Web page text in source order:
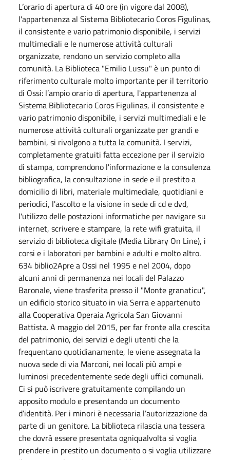
L’orario di apertura di 40 ore (in vigore dal 2008),
l'appartenenza al Sistema Bibliotecario Coros Figulinas,
il consistente e vario patrimonio disponibile, i servizi
multimediali e le numerose attività culturali
organizzate, rendono un servizio completo alla
comunità. La Biblioteca "Emilio Lussu" è un punto di
riferimento culturale molto importante per il territorio
di Ossi: l’ampio orario di apertura, l'appartenenza al
Sistema Bibliotecario Coros Figulinas, il consistente e
vario patrimonio disponibile, i servizi multimediali e le
numerose attività culturali organizzate per grandi e
bambini, si rivolgono a tutta la comunità. I servizi,
completamente gratuiti fatta eccezione per il servizio
di stampa, comprendono l'informazione e la consulenza
bibliografica, la consultazione in sede e il prestito a
domicilio di libri, materiale multimediale, quotidiani e
periodici, l'ascolto e la visione in sede di cd e dvd,
l'utilizzo delle postazioni informatiche per navigare su
internet, scrivere e stampare, la rete wifi gratuita, il
servizio di biblioteca digitale (Media Library On Line), i
corsi e i laboratori per bambini e adulti e molto altro.
634 biblio2Apre a Ossi nel 1995 e nel 2004, dopo
alcuni anni di permanenza nei locali del Palazzo
Baronale, viene trasferita presso il "Monte granaticu",
un edificio storico situato in via Serra e appartenuto
alla Cooperativa Operaia Agricola San Giovanni
Battista. A maggio del 2015, per far fronte alla crescita
del patrimonio, dei servizi e degli utenti che la
frequentano quotidianamente, le viene assegnata la
nuova sede di via Marconi, nei locali più ampi e
luminosi precedentemente sede degli uffici comunali.
Ci si può iscrivere gratuitamente compilando un
apposito modulo e presentando un documento
d’identità. Per i minori è necessaria l’autorizzazione da
parte di un genitore. La biblioteca rilascia una tessera
che dovrà essere presentata ogniqualvolta si voglia
prendere in prestito un documento o si voglia utilizzare